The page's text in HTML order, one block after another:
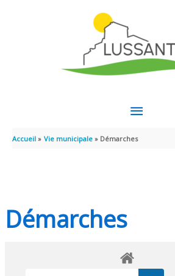
MENU
Accueil Vie municipale Démarches
Démarches